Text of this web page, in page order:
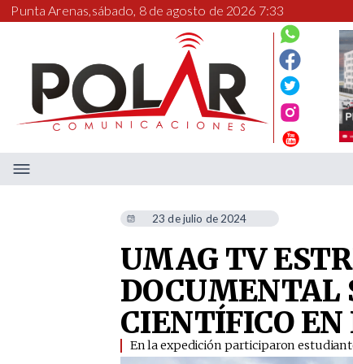
Punta Arenas,sábado, 8 de agosto de 2026 7:33
23 de julio de 2024
UMAG TV
DOCUMENTAL
CIENTÍFICO EN
​En la expedición participaron